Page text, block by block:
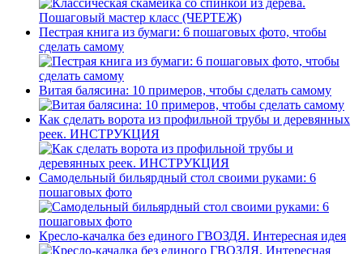
Пестрая книга из бумаги: 6 пошаговых фото, чтобы
сделать самому
Витая балясина: 10 примеров, чтобы сделать самому
Как сделать ворота из профильной трубы и деревянных
реек. ИНСТРУКЦИЯ
Самодельный бильярдный стол своими руками: 6
пошаговых фото
Кресло-качалка без единого ГВОЗДЯ. Интересная идея